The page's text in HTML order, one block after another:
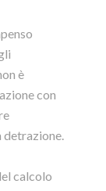
è
con
calcolo